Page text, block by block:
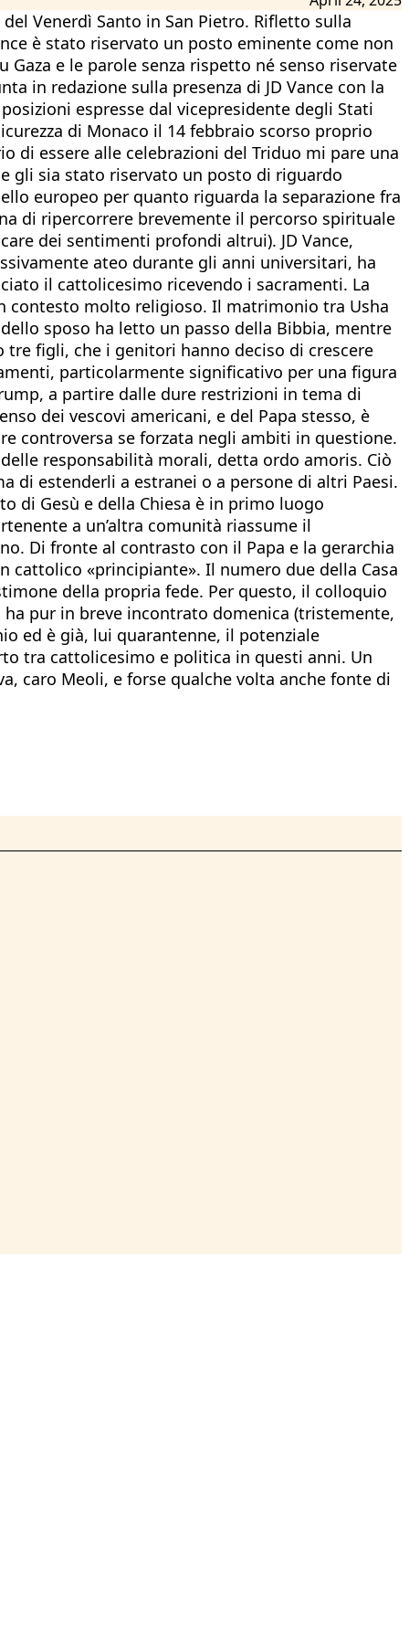
Venerdì Santo in San Pietro. Rifletto sulla
è stato riservato un posto eminente come non
e le parole senza rispetto né senso riservate
in redazione sulla presenza di JD Vance con la
espresse dal vicepresidente degli Stati
di Monaco il 14 febbraio scorso proprio
di essere alle celebrazioni del Triduo mi pare una
gli sia stato riservato un posto di riguardo
europeo per quanto riguarda la separazione fra
di ripercorrere brevemente il percorso spirituale
dei sentimenti profondi altrui). JD Vance,
ateo durante gli anni universitari, ha
il cattolicesimo ricevendo i sacramenti. La
contesto molto religioso. Il matrimonio tra Usha
sposo ha letto un passo della Bibbia, mentre
figli, che i genitori hanno deciso di crescere
particolarmente significativo per una figura
a partire dalle dure restrizioni in tema di
dei vescovi americani, e del Papa stesso, è
controversa se forzata negli ambiti in questione.
responsabilità morali, detta ordo amoris. Ciò
di estenderli a estranei o a persone di altri Paesi.
di Gesù e della Chiesa è in primo luogo
a un’altra comunità riassume il
Di fronte al contrasto con il Papa e la gerarchia
cattolico «principiante». Il numero due della Casa
della propria fede. Per questo, il colloquio
pur in breve incontrato domenica (tristemente,
ed è già, lui quarantenne, il potenziale
tra cattolicesimo e politica in questi anni. Un
caro Meoli, e forse qualche volta anche fonte di